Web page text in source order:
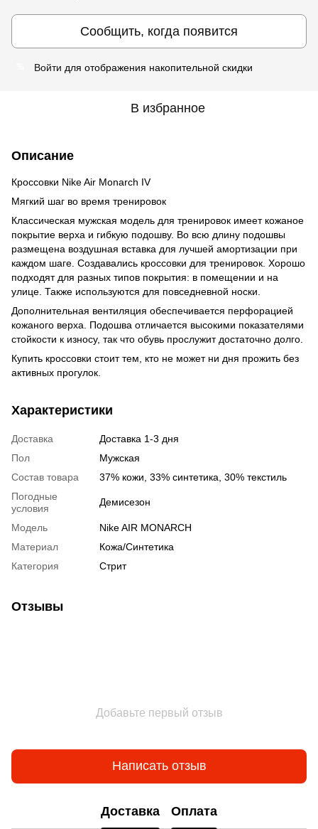
Сообщить, когда появится
Войти для отображения накопительной скидки
В избранное
Описание
Кроссовки Nike Air Monarch IV
Мягкий шаг во время тренировок
Классическая мужская модель для тренировок имеет кожаное
покрытие верха и гибкую подошву. Во всю длину подошвы
размещена воздушная вставка для лучшей амортизации при
каждом шаге. Создавались кроссовки для тренировок. Хорошо
подходят для разных типов покрытия: в помещении и на
улице. Также используются для повседневной носки.
Дополнительная вентиляция обеспечивается перфорацией
кожаного верха. Подошва отличается высокими показателями
стойкости к износу, так что обувь прослужит достаточно долго.
Купить кроссовки стоит тем, кто не может ни дня прожить без
активных прогулок.
Характеристики
Доставка
Доставка 1-3 дня
Пол
Мужская
Состав товара
37% кожи, 33% синтетика, 30% текстиль
Погодные
условия
Демисезон
Модель
Nike AIR MONARCH
Материал
Кожа/Синтетика
Категория
Стрит
Отзывы
Добавьте первый отзыв
Написать отзыв
Доставка Оплата